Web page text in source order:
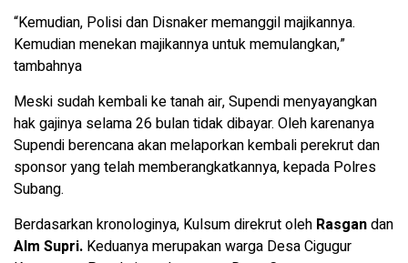
“Kemudian, Polisi dan Disnaker memanggil majikannya.
Kemudian menekan majikannya untuk memulangkan,”
tambahnya
Meski sudah kembali ke tanah air, Supendi menyayangkan
hak gajinya selama 26 bulan tidak dibayar. Oleh karenanya
Supendi berencana akan melaporkan kembali perekrut dan
sponsor yang telah memberangkatkannya, kepada Polres
Subang.
Berdasarkan kronologinya, Kulsum direkrut oleh Rasgandan
Alm Supri. Keduanya merupakan warga Desa Cigugur